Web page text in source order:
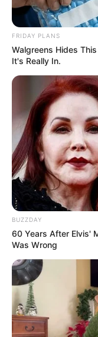
FRIDAY PLANS
Walgreens Hides
It's Really In.
BUZZDAY
60 Years After Elvis'
Was Wrong